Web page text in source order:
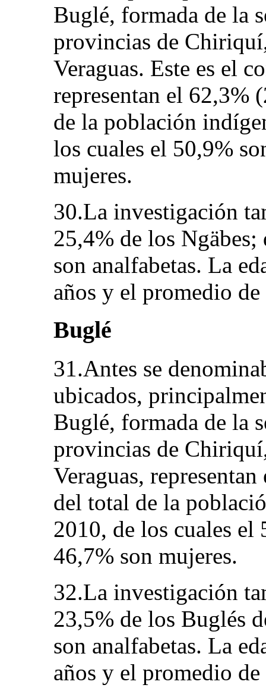
Buglé, formada de la
provincias de
Veraguas. Este es el
representan el 62,3%
de la población
los cuales el 50,9%
mujeres.
30.La investigación
25,4% de los Ngäbes;
son analfabetas. La
años y el promedio
Buglé
31.Antes se
ubicados,
Buglé, formada de la
provincias de
Veraguas,
del total de la
2010, de los cuales el
46,7% son mujeres.
32.La investigación
23,5% de los Buglés
son analfabetas. La
años y el promedio